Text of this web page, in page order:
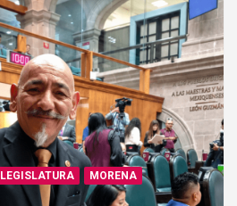
LEGISLATURA
MORENA